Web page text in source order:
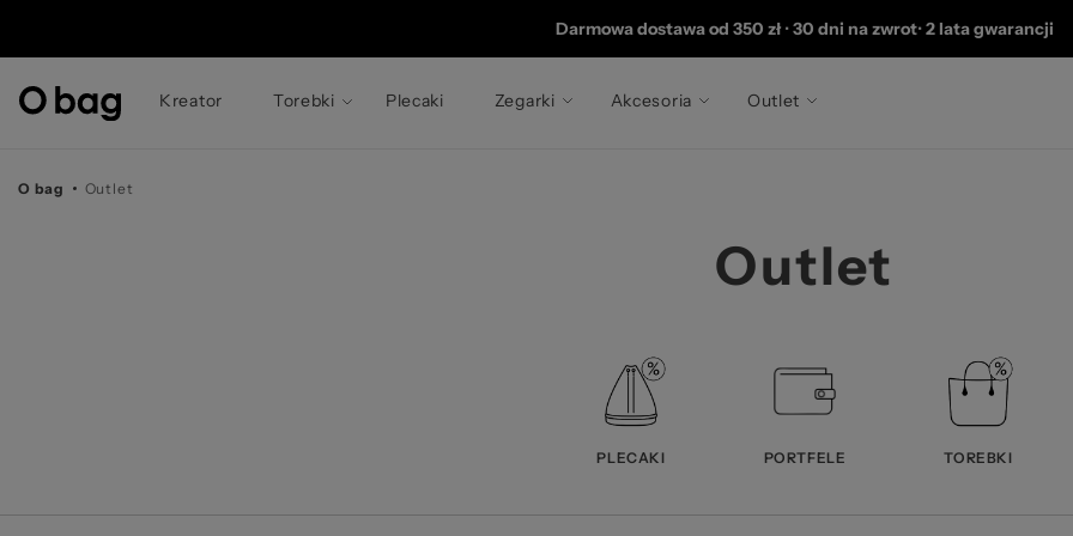
©
Darmowa dostawa od 350 zł •30 dni na zwrot•2 lata gwarancji
Kreator Torebki Plecaki Zegarki Akcesoria Outlet
O bag Outlet
Outlet
PLECAKI PORTFELE TOREBKI